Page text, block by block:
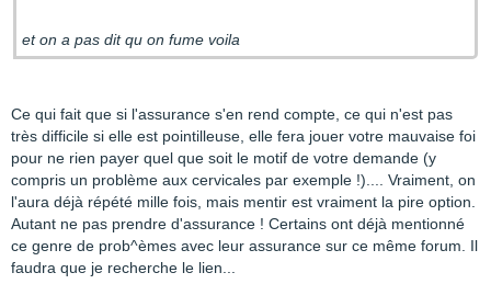
et on a pas dit qu on fume voila
Ce qui fait que si l'assurance s'en rend compte, ce qui n'est pas
très difficile si elle est pointilleuse, elle fera jouer votre mauvaise foi
pour ne rien payer quel que soit le motif de votre demande (y
compris un problème aux cervicales par exemple !).... Vraiment, on
l'aura déjà répété mille fois, mais mentir est vraiment la pire option.
Autant ne pas prendre d'assurance ! Certains ont déjà mentionné
ce genre de prob^èmes avec leur assurance sur ce même forum. Il
faudra que je recherche le lien...